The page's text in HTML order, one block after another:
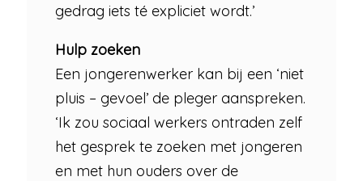
gedrag iets té expliciet wordt.’
Hulp zoeken
Een jongerenwerker kan bij een ‘niet
pluis – gevoel’ de pleger aanspreken.
‘Ik zou sociaal werkers ontraden zelf
het gesprek te zoeken met jongeren
en met hun ouders over de